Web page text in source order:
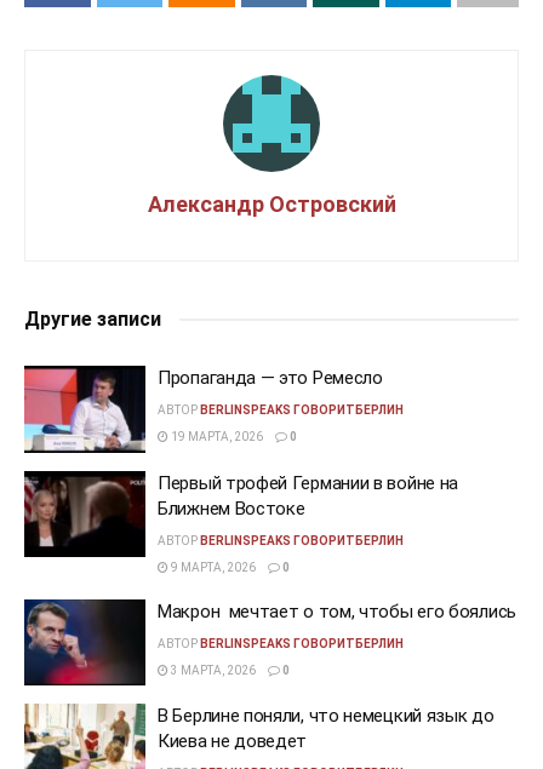
Александр Островский
Другие записи
Пропаганда — это Ремесло
АВТОР BERLINSPEAKS ГОВОРИТБЕРЛИН
19 МАРТА, 2026
0
Первый трофей Германии в войне на
Ближнем Востоке
АВТОР BERLINSPEAKS ГОВОРИТБЕРЛИН
9 МАРТА, 2026
0
Макрон мечтает о том, чтобы его боялись
АВТОР BERLINSPEAKS ГОВОРИТБЕРЛИН
3 МАРТА, 2026
0
В Берлине поняли, что немецкий язык до
Киева не доведет